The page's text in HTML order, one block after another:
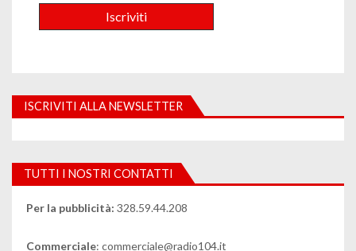
ISCRIVITI ALLA NEWSLETTER
TUTTI I NOSTRI CONTATTI
Per la pubblicità: 328.59.44.208
Commerciale: commerciale@radio104.it